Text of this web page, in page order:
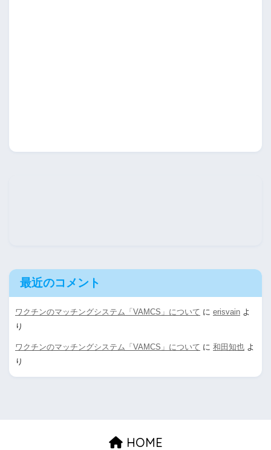
最近のコメント
ワクチンのマッチングシステム「VAMCS」について に erisvain よ
り
ワクチンのマッチングシステム「VAMCS」について に 和田知也 よ
り
HOME